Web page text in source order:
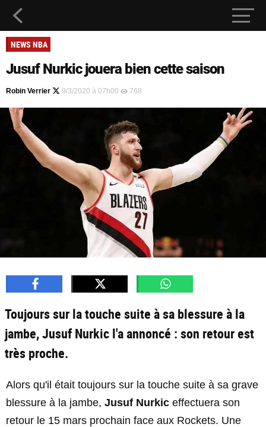
NEWS NBA
Jusuf Nurkic jouera bien cette saison
Robin Verrier 9/3/2020 à 07h00 768
Toujours sur la touche suite à sa blessure à la
jambe, Jusuf Nurkic l'a annoncé : son retour est
très proche.
Alors qu'il était toujours sur la touche suite à sa grave
blessure à la jambe, Jusuf Nurkic effectuera son
retour le 15 mars prochain face aux Rockets. Une